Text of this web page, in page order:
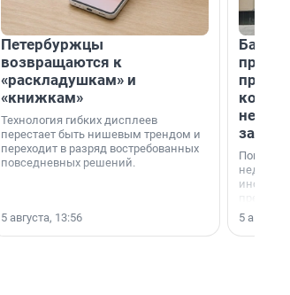
Петербуржцы
возвращаются к
«раскладушкам» и
«книжкам»
Технология гибких дисплеев
перестает быть нишевым трендом и
переходит в разряд востребованных
повседневных решений.
5 августа, 13:56
Банк
Покупка
офис,
успех
5